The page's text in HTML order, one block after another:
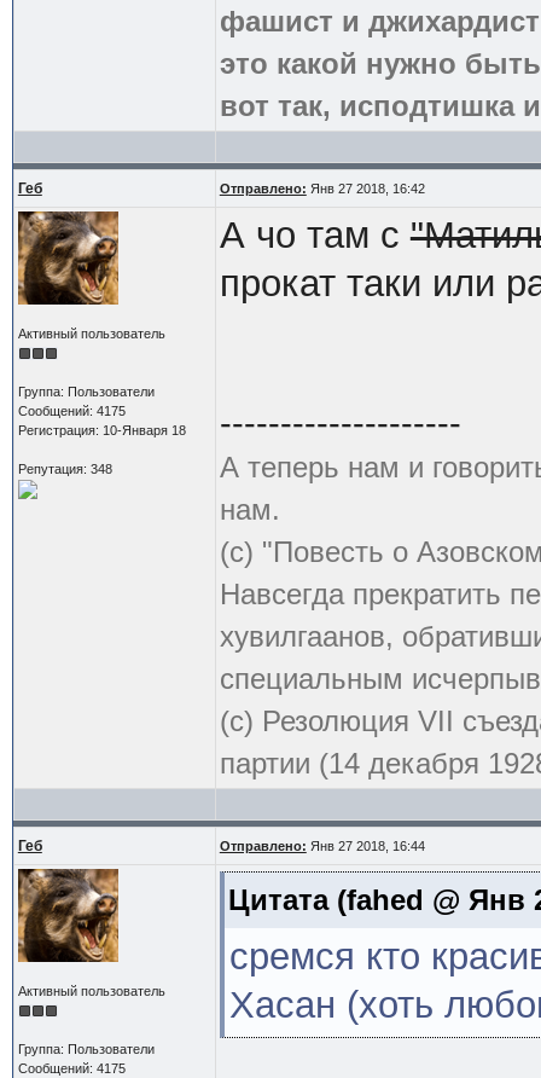
фашист и
это какой нужно
вот так, исподтишка
Геб Отправлено: Янв 27 2018, 16:42
Активный пользователь
Группа: Пользователи
Сообщений: 4175
Регистрация: 10-Января 18
Репутация: 348
А чо там с
прокат таки или
--------------------
А теперь нам и
нам.
(с) "Повесть о
Навсегда прекратить
хувилгаанов,
специальным
(с) Резолюция VII
партии (14 декабря
Геб Отправлено: Янв 27 2018, 16:44
Активный пользователь
Группа: Пользователи
Сообщений: 4175
Цитата(fahed @ Янв
сремся кто
Хасан (хоть